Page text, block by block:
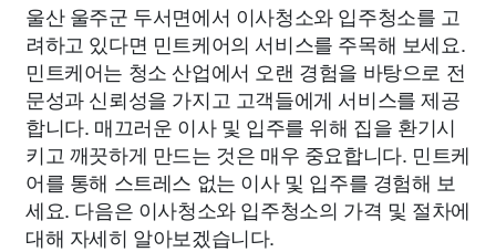
울산 울주군 두서면에서 이사청소와 입주청소를 고
려하고 있다면 민트케어의 서비스를 주목해 보세요.
민트케어는 청소 산업에서 오랜 경험을 바탕으로 전
문성과 신뢰성을 가지고 고객들에게 서비스를 제공
합니다. 매끄러운 이사 및 입주를 위해 집을 환기시
키고 깨끗하게 만드는 것은 매우 중요합니다. 민트케
어를 통해 스트레스 없는 이사 및 입주를 경험해 보
세요. 다음은 이사청소와 입주청소의 가격 및 절차에
대해 자세히 알아보겠습니다.